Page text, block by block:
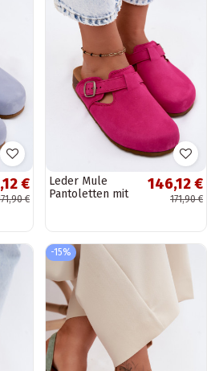
€
€
Leder Mule
Pantoletten mit
146,12 €
171,90 €
-15%